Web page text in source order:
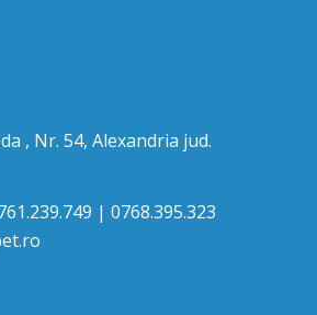
, Nr. 54, Alexandria jud.
| 0768.395.323